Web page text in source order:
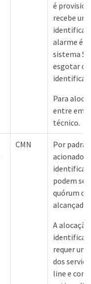
é
recebe
alarme é
sistema
esgotar o
Para
entre em
técnico.
CMN
Por
acionado
podem
quórum de
alcançado.
A
requer um
dos
line e